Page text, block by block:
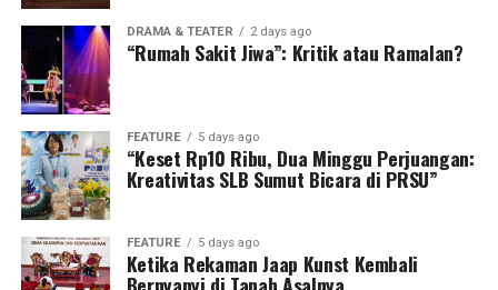
DRAMA & TEATER 2 days ago
“Rumah Sakit Jiwa”: Kritik atau Ramalan?
FEATURE 5 days ago
“Keset Rp10 Ribu, Dua Minggu Perjuangan:
Kreativitas SLB Sumut Bicara di PRSU”
FEATURE 5 days ago
Ketika Rekaman Jaap Kunst Kembali